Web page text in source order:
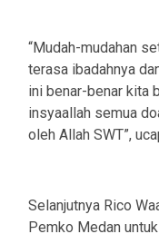
“Mudah-mudahan
terasa ibadahnya
ini benar-benar kita
insyaallah semua
oleh Allah SWT”,
Selanjutnya Rico
Pemko Medan